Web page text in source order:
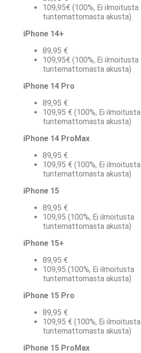
109,95€ (100%, Ei ilmoitusta
tuntemattomasta akusta)
iPhone 14+
89,95 €
109,95€ (100%, Ei ilmoitusta
tuntemattomasta akusta)
iPhone 14 Pro
89,95 €
109,95 € (100%, Ei ilmoitusta
tuntemattomasta akusta)
iPhone 14 ProMax
89,95 €
109,95 € (100%, Ei ilmoitusta
tuntemattomasta akusta)
iPhone 15
89,95 €
109,95 (100%, Ei ilmoitusta
tuntemattomasta akusta)
iPhone 15+
89,95 €
109,95 (100%, Ei ilmoitusta
tuntemattomasta akusta)
iPhone 15 Pro
89,95 €
109,95 € (100%, Ei ilmoitusta
tuntemattomasta akusta)
iPhone 15 ProMax